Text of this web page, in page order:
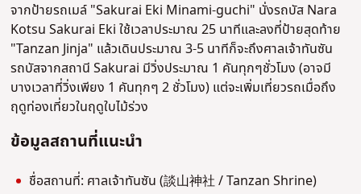
จากป้ายรถเมล์ "Sakurai Eki Minami-guchi" นั่งรถบัส Nara
Kotsu Sakurai Eki ใช้เวลาประมาณ 25 นาทีและลงที่ป้ายสุดท้าย
"Tanzan Jinja" แล้วเดินประมาณ 3-5 นาทีก็จะถึงศาลเจ้าทันซัน
รถบัสจากสถานี Sakurai มีวิ่งประมาณ 1 คันทุกๆชั่วโมง (อาจมี
บางเวลาที่วิ่งเพียง 1 คันทุกๆ 2 ชั่วโมง) แต่จะเพิ่มเที่ยวรถเมื่อถึง
ฤดูท่องเที่ยวในฤดูใบไม้ร่วง
ข้อมูลสถานที่แนะนำ
ชื่อสถานที่: ศาลเจ้าทันซัน (談山神社 / Tanzan Shrine)